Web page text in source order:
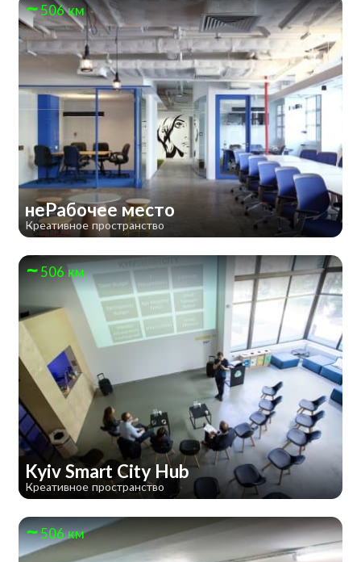
506 км
неРабочее место
Креативное пространство
506 км
Kyiv Smart City Hub
Креативное пространство
506 км